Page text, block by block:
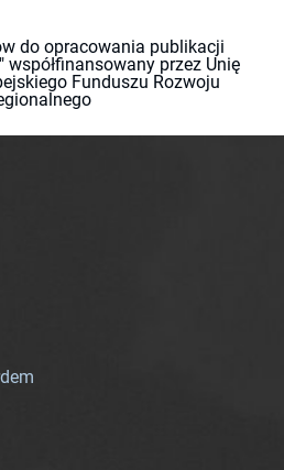
do opracowania publikacji
przez Unię
Funduszu Rozwoju